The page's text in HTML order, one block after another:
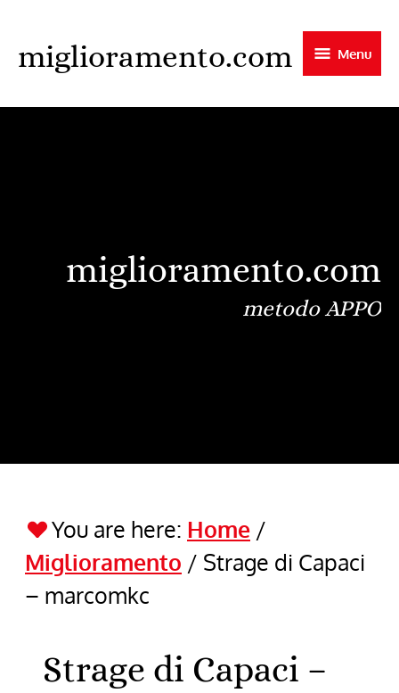
to
content
miglioramento.com Menu
miglioramento.com
metodo APPO
You are here: Home /
Miglioramento / Strage di Capaci
– marcomkc
Strage di Capaci –